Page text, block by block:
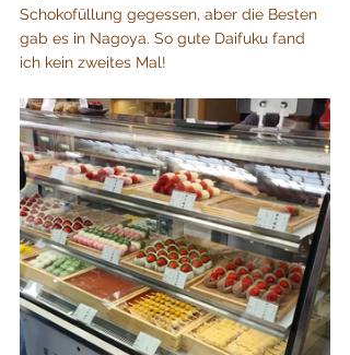
Schokofüllung gegessen, aber die Besten
gab es in Nagoya. So gute Daifuku fand
ich kein zweites Mal!